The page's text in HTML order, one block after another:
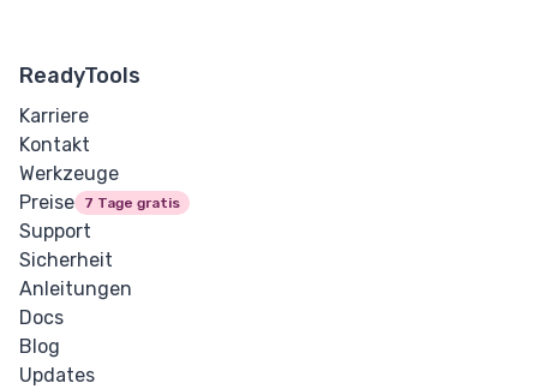
ReadyTools
Karriere
Kontakt
Werkzeuge
Preise
7 Tage gratis
Support
Sicherheit
Anleitungen
Docs
Blog
Updates